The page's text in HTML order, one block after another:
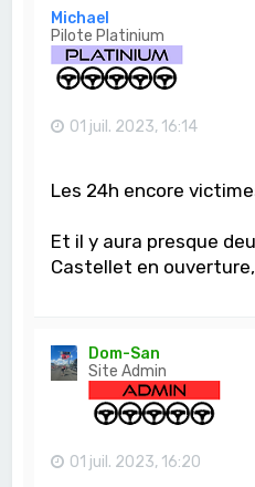
Michael
Pilote Platinium
01 juil. 2023, 16:14
Les 24h encore
Et il y aura presque
Castellet en
Dom-San
Site Admin
01 juil. 2023, 16:20